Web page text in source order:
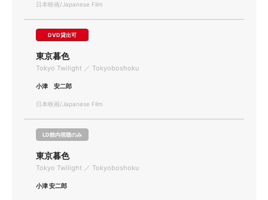
日本映画/Japanese Film
DVD貸出可
東京暮色
Tokyo Twilight ／ Tokyoboshoku
小津 安二郎
日本映画/Japanese Film
LD館内視聴のみ
東京暮色
Tokyo Twilight ／ Tokyoboshoku
小津 安二郎